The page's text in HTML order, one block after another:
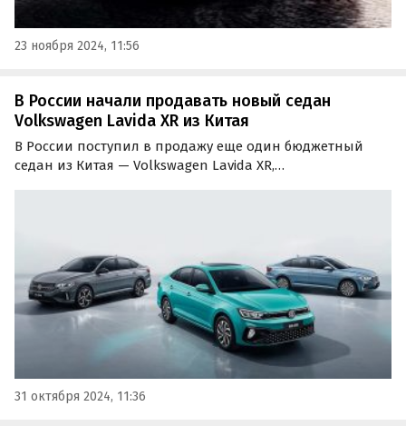
23 ноября 2024, 11:56
В России начали продавать новый седан
Volkswagen Lavida XR из Китая
В России поступил в продажу еще один бюджетный
седан из Китая — Volkswagen Lavida XR,
31 октября 2024, 11:36